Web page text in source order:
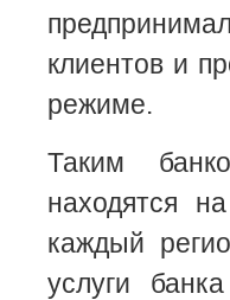
клиентов и
режиме.
Таким
находятся
каждый
услуги